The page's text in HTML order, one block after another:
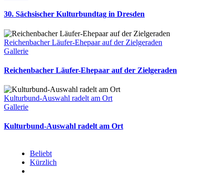
30. Sächsischer Kulturbundtag in Dresden
Reichenbacher Läufer-Ehepaar auf der Zielgeraden
Gallerie
Reichenbacher Läufer-Ehepaar auf der Zielgeraden
Kulturbund-Auswahl radelt am Ort
Gallerie
Kulturbund-Auswahl radelt am Ort
Beliebt
Kürzlich